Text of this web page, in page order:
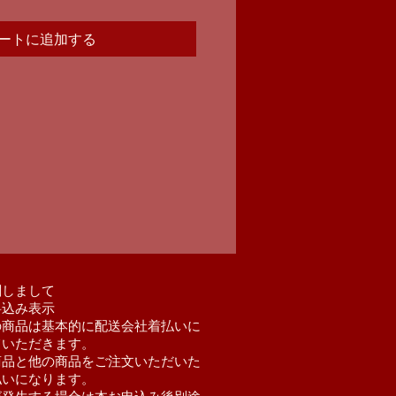
トに追加する
まして
み表示
品は基本的に配送会社着払いに
ただきます。
と他の商品をご注文いただいた
になります。